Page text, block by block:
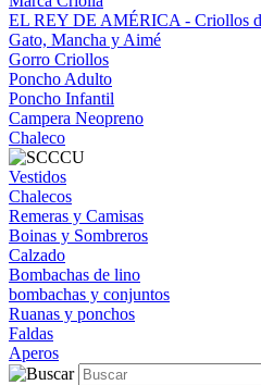
EL REY DE AMÉRICA - Criollos
Gato, Mancha y Aimé
Gorro Criollos
Poncho Adulto
Poncho Infantil
Campera Neopreno
Chaleco
Vestidos
Chalecos
Remeras y Camisas
Boinas y Sombreros
Calzado
Bombachas de lino
bombachas y conjuntos
Ruanas y ponchos
Faldas
Aperos